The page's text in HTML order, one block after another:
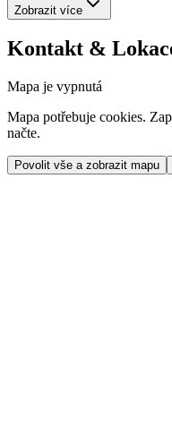
Zobrazit více
Kontakt &
Mapa je vypnutá
Mapa potřebuje cookies.
načte.
Povolit vše a zobrazit mapu